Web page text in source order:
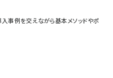
事例を交えながら基本メソッドやポ